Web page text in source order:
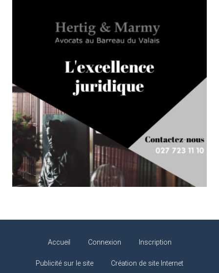
Accueil Connexion Inscription
Publicité sur le site Création de site Internet